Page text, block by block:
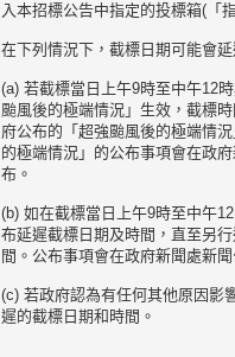
入本招標公告中指定的投標箱(「
在下列情況下，截標日期可能會
(a) 若截標當日上午9時至中午12
颱風後的極端情況」生效，截標
府公布的「超強颱風後的極端情
的極端情況」的公布事項會在政
布。
(b) 如在截標當日上午9時至中午
布延遲截標日期及時間，直至另
間。公布事項會在政府新聞處新
(c) 若政府認為有任何其他原因影
遲的截標日期和時間。